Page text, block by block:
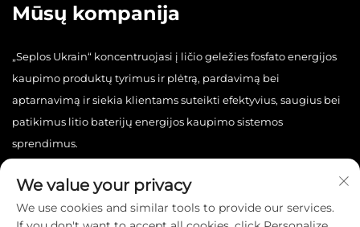
Mūsų kompanija
„Seplos Ukrain“ koncentruojasi į ličio geležies fosfato energijos
kaupimo produktų tyrimus ir plėtrą, pardavimą bei
aptarnavimą ir siekia klientams suteikti efektyvius, saugius bei
patikimus litio baterijų energijos kaupimo sistemos
sprendimus.
We value your privacy
We use cookies and similar tools to provide our services.